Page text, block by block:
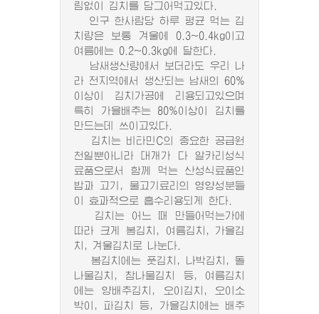
림없이 김치를 담그어먹고있다.
인구 한사람당 하루 평균 먹는 김
치량은 보통 겨울에 0.3~0.4kg이고
여름에는 0.2~0.3kg에 달한다.
남새생산량에서 보더라도 우리 나
라 전지역에서 생산되는 남새의 60%
이상이 김치가공에 리용되고있으며
특히 가을배추는 80%이상이 김치를
만드는데 쓰이고있다.
김치는 비타민C의 중요한 공급원
천일뿐아니라 대개가 다 알카리성식
료품으로서 함께 먹는 산성식료품인
밥과 고기, 물고기료리의 영양성분들
이 효과적으로 흡수리용되게 한다.
김치는 어느 때 만들어먹는가에
따라 크게 봄김치, 여름김치, 가을김
치, 겨울김치로 나눈다.
봄김치에는 풋김치, 나박김치, 돌
나물김치, 참나물김치 등, 여름김치
에는 양배추김치, 오이김치, 오이소
박이, 파김치 등, 가을김치에는 배추